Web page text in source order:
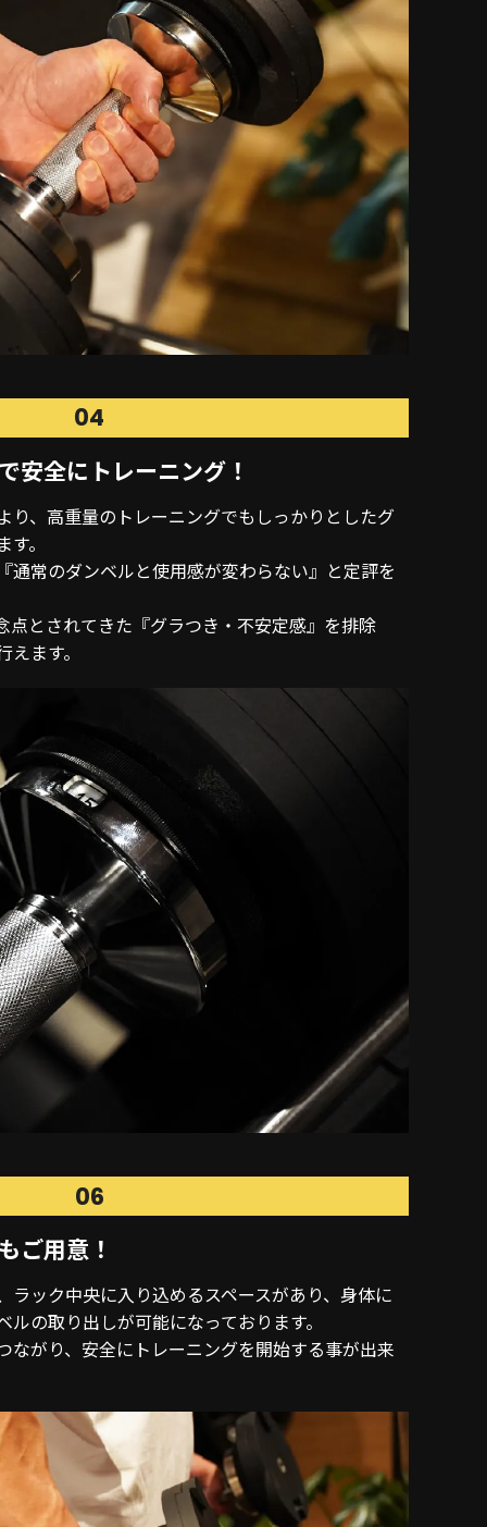
04
安全にトレーニング！
り、高重量のトレーニングでもしっかりとしたグ
。
通常のダンベルと使用感が変わらない』と定評を
点とされてきた『グラつき・不安定感』を排除
ます。
06
ご用意！
ラック中央に入り込めるスペースがあり、身体に
の取り出しが可能になっております。
ながり、安全にトレーニングを開始する事が出来